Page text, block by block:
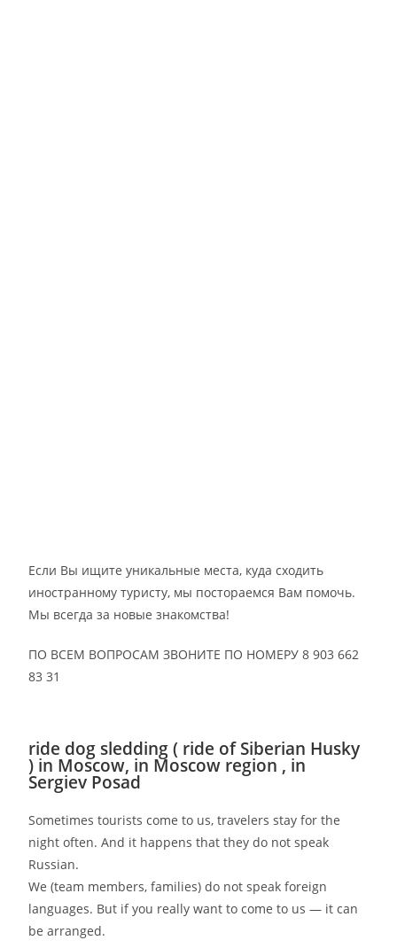
Если Вы ищите уникальные места, куда сходить
иностранному туристу, мы постораемся Вам помочь.
Мы всегда за новые знакомства!
ПО ВСЕМ ВОПРОСАМ ЗВОНИТЕ ПО НОМЕРУ 8 903 662
83 31
ride dog sledding ( ride of Siberian Husky
) in Moscow, in Moscow region , in
Sergiev Posad
Sometimes tourists come to us, travelers stay for the
night often. And it happens that they do not speak
Russian.
We (team members, families) do not speak foreign
languages. But if you really want to come to us — it can
be arranged.